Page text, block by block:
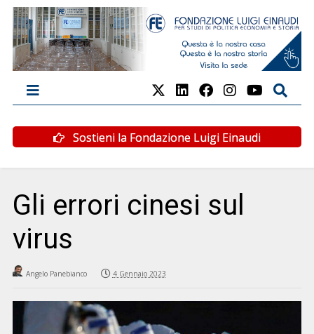
Sostieni la Fondazione Luigi Einaudi
Gli errori cinesi sul
virus
Angelo Panebianco 4 Gennaio 2023